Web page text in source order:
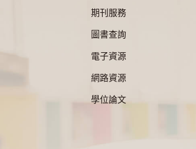
期刊服務
圖書查詢
電子資源
網路資源
學位論文